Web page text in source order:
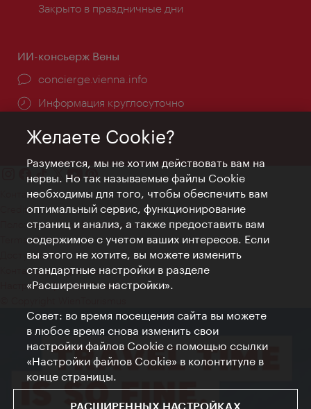
Закрыто в праздничные дни
ИИ-консьерж Вены
concierge.vienna.info
Информация круглосуточно
Контакт
Credits
Положение о конфиденциальности
Terms of Use
Доступность
Контакты для прессы
Настройки файлов Cookie
Желаете Cookie?
Разумеется, мы не хотим действовать вам на
нервы. Но так называемые файлы Cookie
необходимы для того, чтобы обеспечить вам
оптимальный сервис, функционирование
страниц и анализ, а также предоставить вам
содержимое с учетом ваших интересов. Если
вы этого не хотите, вы можете изменить
стандартные настройки в разделе
«Расширенные настройки».
Совет: во время посещения сайта вы можете
в любое время снова изменить свои
настройки файлов Cookie с помощью ссылки
«Настройки файлов Cookie» в колонтитуле в
конце страницы.
РАСШИРЕННЫХ НАСТРОЙКАХ